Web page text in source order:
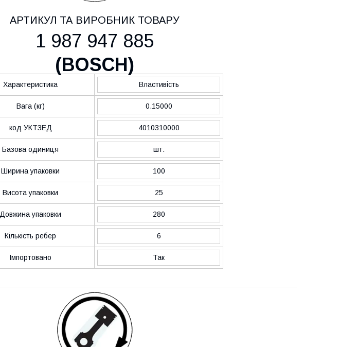
АРТИКУЛ ТА ВИРОБНИК ТОВАРУ
1 987 947 885
(BOSCH)
Характеристика Властивість
Вага (кг) 0.15000
код УКТЗЕД 4010310000
Базова одиниця шт.
Ширина упаковки 100
Висота упаковки 25
Довжина упаковки 280
Кількість ребер 6
Імпортовано Так